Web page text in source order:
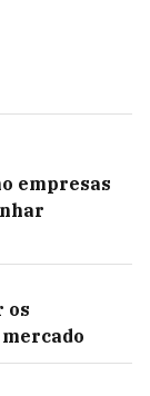
empresas
os